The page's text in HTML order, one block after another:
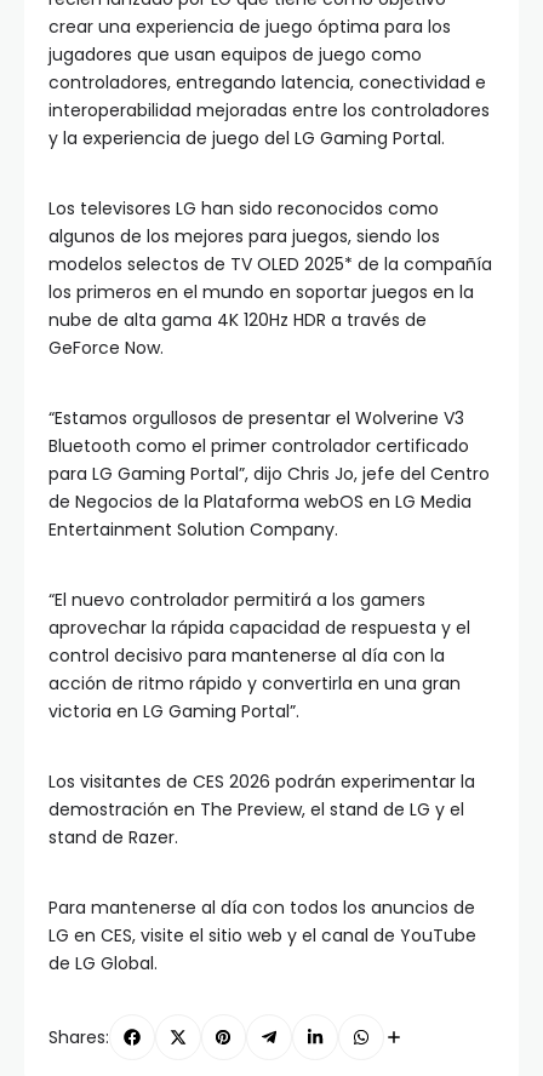
crear una experiencia de juego óptima para los
jugadores que usan equipos de juego como
controladores, entregando latencia, conectividad e
interoperabilidad mejoradas entre los controladores
y la experiencia de juego del LG Gaming Portal.
Los televisores LG han sido reconocidos como
algunos de los mejores para juegos, siendo los
modelos selectos de TV OLED 2025* de la compañía
los primeros en el mundo en soportar juegos en la
nube de alta gama 4K 120Hz HDR a través de
GeForce Now.
“Estamos orgullosos de presentar el Wolverine V3
Bluetooth como el primer controlador certificado
para LG Gaming Portal”, dijo Chris Jo, jefe del Centro
de Negocios de la Plataforma webOS en LG Media
Entertainment Solution Company.
“El nuevo controlador permitirá a los gamers
aprovechar la rápida capacidad de respuesta y el
control decisivo para mantenerse al día con la
acción de ritmo rápido y convertirla en una gran
victoria en LG Gaming Portal”.
Los visitantes de CES 2026 podrán experimentar la
demostración en The Preview, el stand de LG y el
stand de Razer.
Para mantenerse al día con todos los anuncios de
LG en CES, visite el sitio web y el canal de YouTube
de LG Global.
Shares: